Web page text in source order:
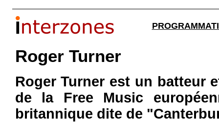
Roger Turner
Roger Turner est un batteur
de la Free Music
britannique dite de